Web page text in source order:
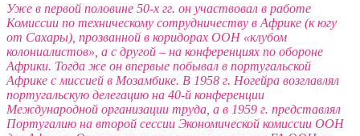
Уже в первой половине 50-х гг. он участвовал в работе
Комиссии по техническому сотрудничеству в Африке (к югу
от Сахары), прозванной в коридорах ООН «клубом
колониалистов», а с другой – на конференциях по обороне
Африки. Тогда же он впервые побывал в португальской
Африке с миссией в Мозамбике. В 1958 г. Ногейра возглавлял
португальскую делегацию на 40-й конференции
Международной организации труда, а в 1959 г. представлял
Португалию на второй сессии Экономической комиссии ООН